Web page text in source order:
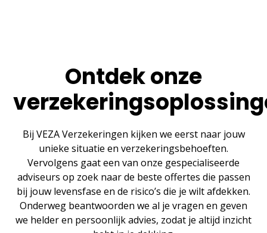
Ontdek onze
Bij VEZA Verzekeringen kijken we eerst naar jouw
unieke situatie en verzekeringsbehoeften.
Vervolgens gaat een van onze gespecialiseerde
adviseurs op zoek naar de beste offertes die passen
bij jouw levensfase en de risico’s die je wilt afdekken.
Onderweg beantwoorden we al je vragen en geven
we helder en persoonlijk advies, zodat je altijd inzicht